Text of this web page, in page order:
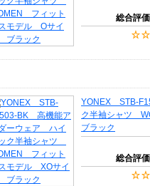
総合評価
YONEX STB-
ク半袖シャツ
ブラック
総合評価